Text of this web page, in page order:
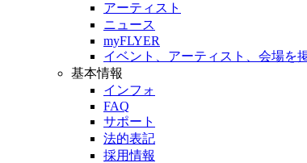
アーティスト
ニュース
myFLYER
イベント、アーティスト、会場を
基本情報
インフォ
FAQ
サポート
法的表記
採用情報